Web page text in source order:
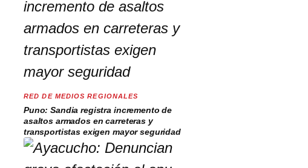
RED DE MEDIOS REGIONALES
Puno: Sandia registra incremento de
asaltos armados en carreteras y
transportistas exigen mayor seguridad